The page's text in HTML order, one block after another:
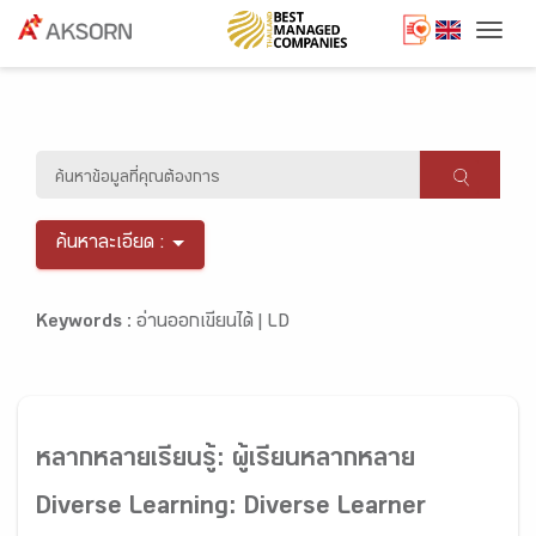
ค้นหาละเอียด :
Keywords : อ่านออกเขียนได้ | LD
หลากหลายเรียนรู้: ผู้เรียนหลากหลาย
Diverse Learning: Diverse Learner